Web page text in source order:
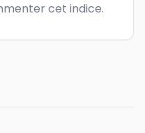
cet indice.